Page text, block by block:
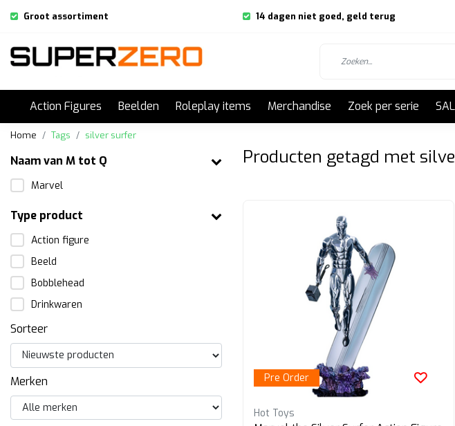
Groot assortiment 14 dagen niet goed, geld terug
Action Figures Beelden Roleplay items Merchandise Zoek per serie
Home Tags silver surfer
Naam van M tot Q
Marvel
Type product
Action figure
Beeld
Bobblehead
Drinkwaren
Sorteer
Merken
Producten getagd met
Pre Order
Hot Toys